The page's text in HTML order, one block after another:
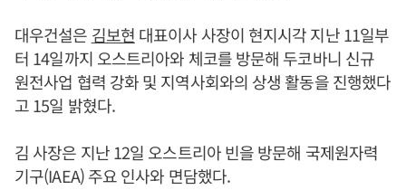
대우건설은 김보현 대표이사 사장이 현지시각 지난 11일부
터 14일까지 오스트리아와 체코를 방문해 두코바니 신규
원전사업 협력 강화 및 지역사회와의 상생 활동을 진행했다
고 15일 밝혔다.
김 사장은 지난 12일 오스트리아 빈을 방문해 국제원자력
기구(IAEA) 주요 인사와 면담했다.